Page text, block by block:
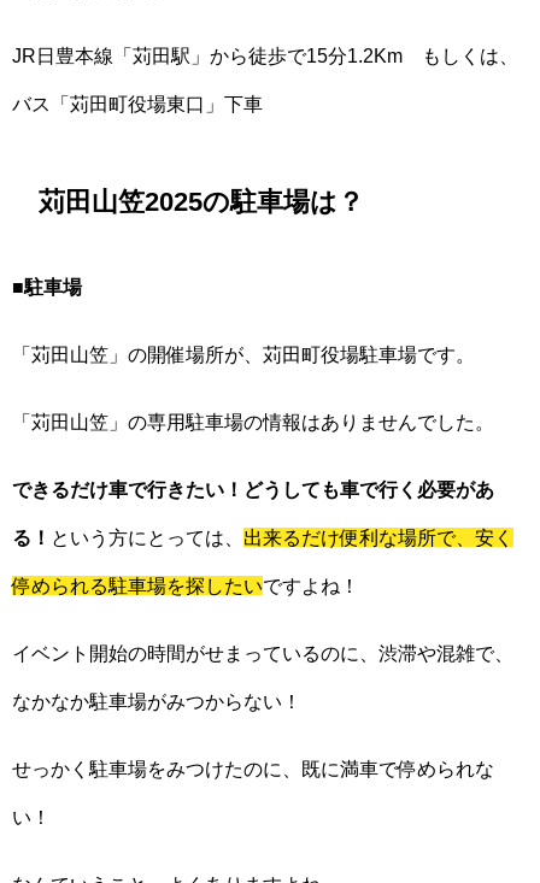
JR日豊本線「苅田駅」から徒歩で15分1.2Km もしくは、
バス「苅田町役場東口」下車
苅田山笠2025の駐車場は？
■駐車場
「苅田山笠」の開催場所が、苅田町役場駐車場です。
「苅田山笠」の専用駐車場の情報はありませんでした。
できるだけ車で行きたい！どうしても車で行く必要があ
る！ という方にとっては、 出来るだけ便利な場所で、安く
停められる駐車場を探したいですよね！
イベント開始の時間がせまっているのに、渋滞や混雑で、
なかなか駐車場がみつからない！
せっかく駐車場をみつけたのに、既に満車で停められな
い！